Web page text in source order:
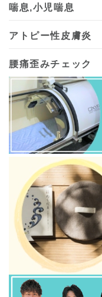
喘息,小児喘息
アトピー性皮膚炎
腰痛歪みチェック